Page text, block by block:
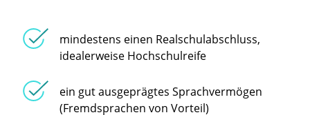
mindestens einen Realschulabschluss,
idealerweise Hochschulreife
ein gut ausgeprägtes Sprachvermögen
(Fremdsprachen von Vorteil)